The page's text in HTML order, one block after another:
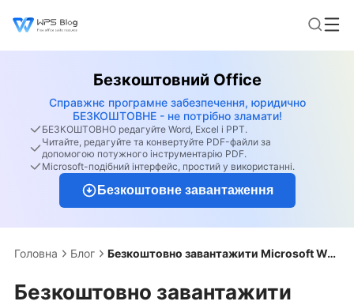
Безкоштовний Office
Справжнє програмне забезпечення, юридично
БЕЗКОШТОВНЕ - не потрібно зламати!
БЕЗКОШТОВНО редагуйте Word, Excel і PPT.
Читайте, редагуйте та конвертуйте PDF-файли за
допомогою потужного інструментарію PDF.
Microsoft-подібний інтерфейс, простий у використанні.
Безкоштовне завантаження
Головна Блог Безкоштовно завантажити Microsoft Word/Excel на ПК
Безкоштовно завантажити